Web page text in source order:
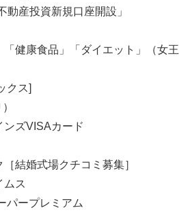
動産投資新規口座開設」
健康食品」「ダイエット」（女王
クス]
ズVISAカード
結婚式場クチコミ募集］
ムス
パープレミアム